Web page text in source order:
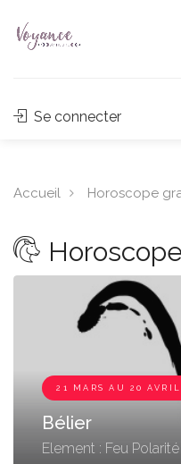
Se connecter
Accueil Horoscope
21 MARS AU 20 AVRIL
Bélier
Element : Feu